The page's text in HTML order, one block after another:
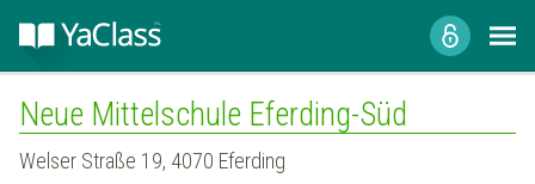
Neue Mittelschule Eferding-Süd
Welser Straße 19, 4070 Eferding